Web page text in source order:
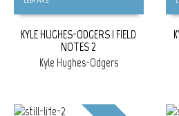
KYLE HUGHES-ODGERS | FIELD
NOTES 2
Kyle Hughes-Odgers